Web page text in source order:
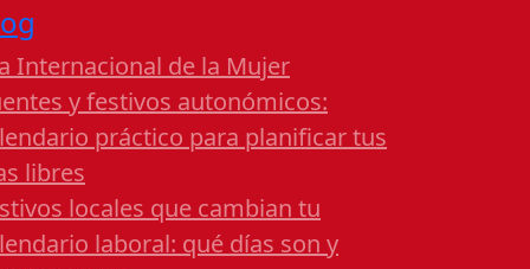
Internacional de la Mujer
y festivos autonómicos:
práctico para planificar tus
libres
locales que cambian tu
laboral: qué días son y